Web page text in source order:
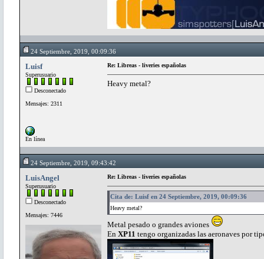
24 Septiembre, 2019, 00:09:36
Luisf
Superusuario
Desconectado
Mensajes: 2311
En línea
Re: Libreas - liveries españolas
Heavy metal?
24 Septiembre, 2019, 09:43:42
LuisAngel
Superusuario
Desconectado
Mensajes: 7446
Re: Libreas - liveries españolas
Cita de: Luisf en 24 Septiembre, 2019, 00:09:36
Heavy metal?
Metal pesado o grandes aviones
En XP11 tengo organizadas las aeronaves por